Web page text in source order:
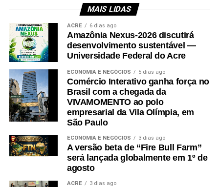
MAIS LIDAS
ACRE 6 dias ago
Amazônia Nexus-2026 discutirá
desenvolvimento sustentável —
Universidade Federal do Acre
ECONOMIA E NEGÓCIOS 5 dias ago
Comércio Interativo ganha força no
Brasil com a chegada da
VIVAMOMENTO ao polo
empresarial da Vila Olímpia, em
São Paulo
ECONOMIA E NEGÓCIOS 3 dias ago
A versão beta de “Fire Bull Farm”
será lançada globalmente em 1º de
agosto
ACRE 3 dias ago